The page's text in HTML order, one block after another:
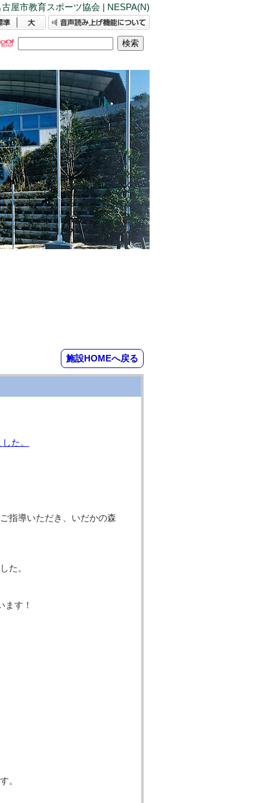
屋市教育スポーツ協会 | NESPA(N)
施設HOMEへ戻る
た。
指導いただき、いだかの森
た。
ます！
。